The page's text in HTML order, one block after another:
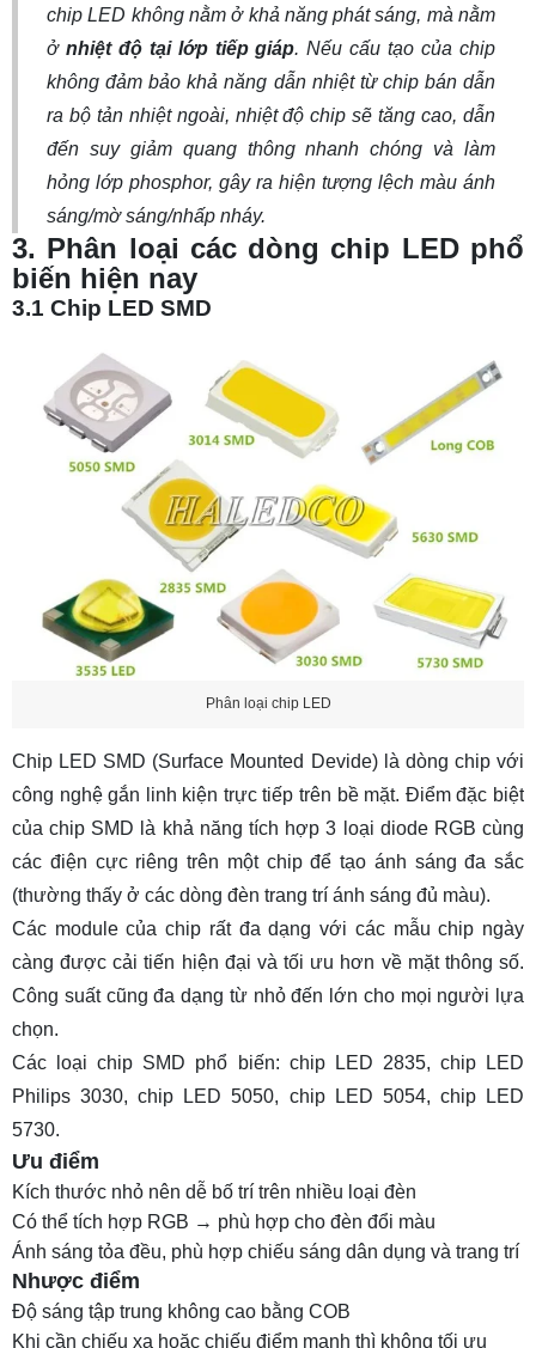
chip LED không nằm ở khả năng phát sáng, mà nằm
ở nhiệt độ tại lớp tiếp giáp. Nếu cấu tạo của chip
không đảm bảo khả năng dẫn nhiệt từ chip bán dẫn
ra bộ tản nhiệt ngoài, nhiệt độ chip sẽ tăng cao, dẫn
đến suy giảm quang thông nhanh chóng và làm
hỏng lớp phosphor, gây ra hiện tượng lệch màu ánh
sáng/mờ sáng/nhấp nháy.
3. Phân loại các dòng chip LED phổ
biến hiện nay
3.1 Chip LED SMD
Phân loại chip LED
Chip LED SMD (Surface Mounted Devide) là dòng chip với
công nghệ gắn linh kiện trực tiếp trên bề mặt. Điểm đặc biệt
của chip SMD là khả năng tích hợp 3 loại diode RGB cùng
các điện cực riêng trên một chip để tạo ánh sáng đa sắc
(thường thấy ở các dòng đèn trang trí ánh sáng đủ màu).
Các module của chip rất đa dạng với các mẫu chip ngày
càng được cải tiến hiện đại và tối ưu hơn về mặt thông số.
Công suất cũng đa dạng từ nhỏ đến lớn cho mọi người lựa
chọn.
Các loại chip SMD phổ biến: chip LED 2835, chip LED
Philips 3030, chip LED 5050, chip LED 5054, chip LED
5730.
Ưu điểm
Kích thước nhỏ nên dễ bố trí trên nhiều loại đèn
Có thể tích hợp RGB → phù hợp cho đèn đổi màu
Ánh sáng tỏa đều, phù hợp chiếu sáng dân dụng và trang trí
Nhược điểm
Độ sáng tập trung không cao bằng COB
Khi cần chiếu xa hoặc chiếu điểm mạnh thì không tối ưu